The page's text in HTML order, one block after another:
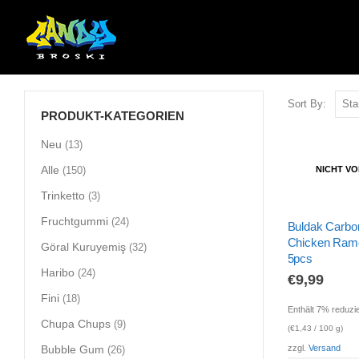
Sort By:
NICHT
Buldak
Chicken
5pcs
€9,99
Enthält 7%
(€1,43 / 100 g)
zzgl. Versand
PRODUKT-KATEGORIEN
Neu (13)
Alle (150)
Trinketto (3)
Fruchtgummi (24)
Göral Kuruyemiş (32)
Haribo (24)
Fini (18)
Chupa Chups (9)
Bubble Gum (26)